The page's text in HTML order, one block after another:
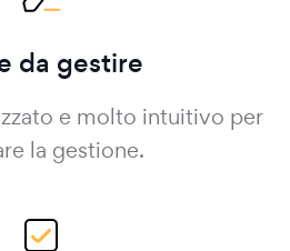
da gestire
e molto intuitivo per
la gestione.